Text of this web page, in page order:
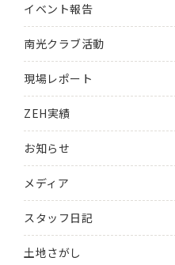
イベント報告
南光クラブ活動
現場レポート
ZEH実績
お知らせ
メディア
スタッフ日記
土地さがし